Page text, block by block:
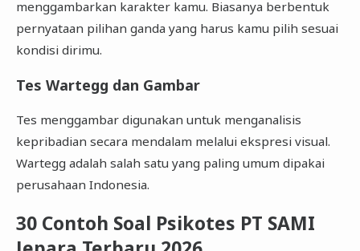
menggambarkan karakter kamu. Biasanya berbentuk
pernyataan pilihan ganda yang harus kamu pilih sesuai
kondisi dirimu.
Tes Wartegg dan Gambar
Tes menggambar digunakan untuk menganalisis
kepribadian secara mendalam melalui ekspresi visual.
Wartegg adalah salah satu yang paling umum dipakai
perusahaan Indonesia.
30 Contoh Soal Psikotes PT SAMI